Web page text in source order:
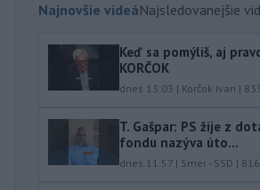
Najnovšie videáNajsledovanejšie
Keď sa pomýliš, aj
KORČOK
dnes 13:03 | Korčok Ivan |
T. Gašpar: PS žije z
fondu nazýva úto...
dnes 11:57 | Smer - SSD |